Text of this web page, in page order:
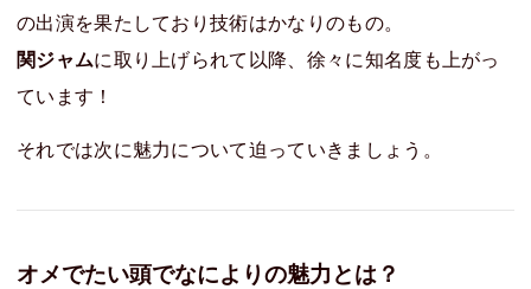
の出演を果たしており技術はかなりのもの。
関ジャムに取り上げられて以降、徐々に知名度も上がっ
ています！
それでは次に魅力について迫っていきましょう。
オメでたい頭でなによりの魅力とは？